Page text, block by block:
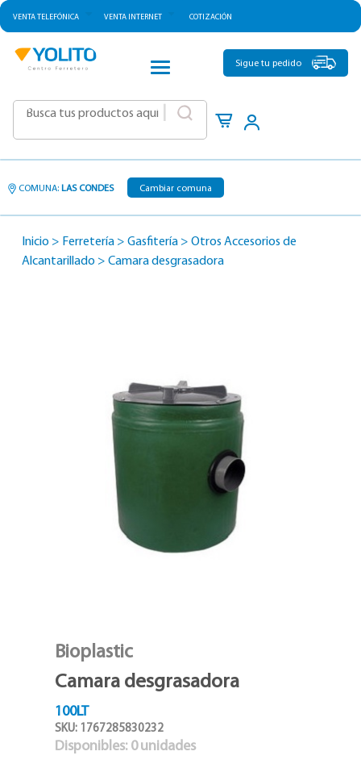
VENTA TELEFÓNICA VENTA INTERNET COTIZACIÓN
CATEGORÍAS
Sigue tu pedido
COMUNA: LAS CONDES Cambiar comuna
Inicio > Ferretería > Gasfitería > Otros Accesorios de
Alcantarillado > Camara desgrasadora
Bioplastic
Camara desgrasadora
100LT
SKU: 1767285830232
Disponibles: 0unidades